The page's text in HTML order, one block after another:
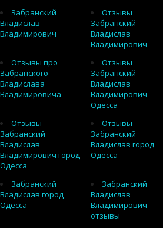
Забранский
Владислав
Владимирович
Отзывы
Забранский
Владислав
Владимирович
Отзывы про
Забранского
Владислава
Владимировича
Отзывы
Забранский
Владислав
Владимирович
Одесса
Отзывы
Забранский
Владислав
Владимирович город
Одесса
Отзывы
Забранский
Владислав город
Одесса
Забранский
Владислав город
Одесса
Забранский
Владислав
Владимирович
отзывы